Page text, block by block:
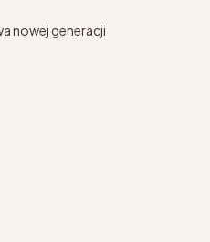
nowej generacji